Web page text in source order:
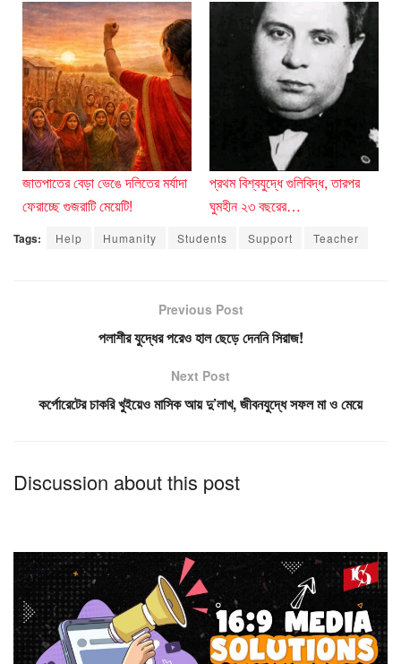
জাতপাতের বেড়া ভেঙে দলিতের মর্যাদা
ফেরাচ্ছে গুজরাটি মেয়েটি!
প্রথম বিশ্বযুদ্ধে গুলিবিদ্ধ, তারপর
ঘুমহীন ২৩ বছরের…
Tags: Help Humanity Students Support Teacher
Previous Post
পলাশীর যুদ্ধের পরেও হাল ছেড়ে দেননি সিরাজ!
Next Post
কর্পোরেটের চাকরি খুইয়েও মাসিক আয় দু’লাখ, জীবনযুদ্ধে সফল মা ও মেয়ে
Discussion about this post